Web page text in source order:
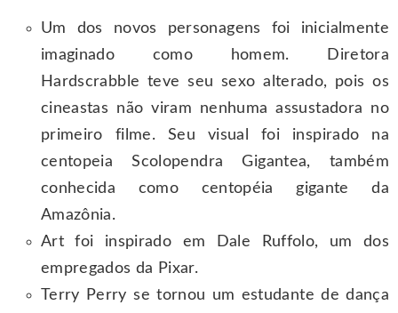
Um dos novos personagens foi inicialmente
imaginado como homem. Diretora
Hardscrabble teve seu sexo alterado, pois os
cineastas não viram nenhuma assustadora no
primeiro filme. Seu visual foi inspirado na
centopeia Scolopendra Gigantea, também
conhecida como centopéia gigante da
Amazônia.
Art foi inspirado em Dale Ruffolo, um dos
empregados da Pixar.
Terry Perry se tornou um estudante de dança